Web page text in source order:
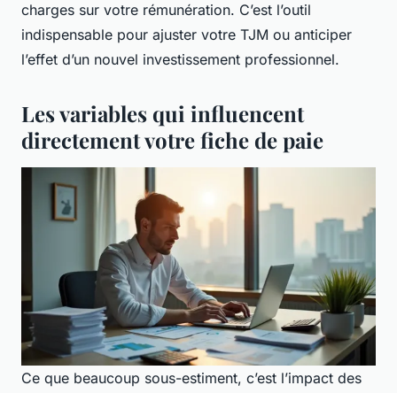
charges sur votre rémunération. C’est l’outil
indispensable pour ajuster votre TJM ou anticiper
l’effet d’un nouvel investissement professionnel.
Les variables qui influencent
directement votre fiche de paie
Ce que beaucoup sous-estiment, c’est l’impact des